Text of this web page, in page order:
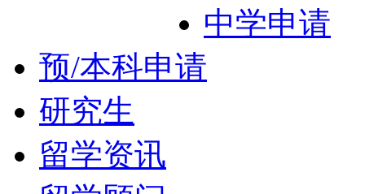
中学申请
预/本科申请
研究生
留学资讯